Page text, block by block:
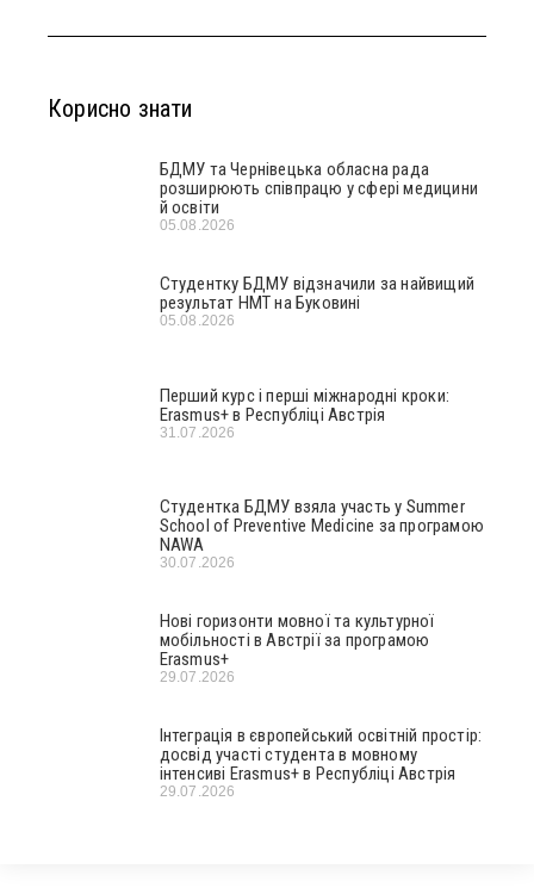
Корисно знати
БДМУ та Чернівецька обласна рада
розширюють співпрацю у сфері медицини
й освіти
05.08.2026
Студентку БДМУ відзначили за найвищий
результат НМТ на Буковині
05.08.2026
Перший курс і перші міжнародні кроки:
Erasmus+ в Республіці Австрія
31.07.2026
Студентка БДМУ взяла участь у Summer
School of Preventive Medicine за програмою
NAWA
30.07.2026
Нові горизонти мовної та культурної
мобільності в Австрії за програмою
Erasmus+
29.07.2026
Інтеграція в європейський освітній простір:
досвід участі студента в мовному
інтенсиві Erasmus+ в Республіці Австрія
29.07.2026